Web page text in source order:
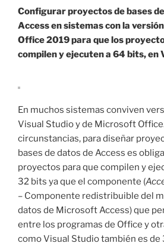
PDF
HTML»
Configurar proyectos de bases
Access en sistemas con la
Office 2019 para que los
compilen y ejecuten a 64 bits, en
En muchos sistemas conviven
Visual Studio y de Microsoft
circunstancias, para diseñar
bases de datos de Access es
proyectos para que compilen y
32 bits ya que el componente (
– Componente redistribuible del
datos de Microsoft Access) que
entre los programas de Office y
como Visual Studio también es de